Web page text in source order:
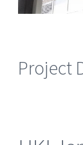
Project